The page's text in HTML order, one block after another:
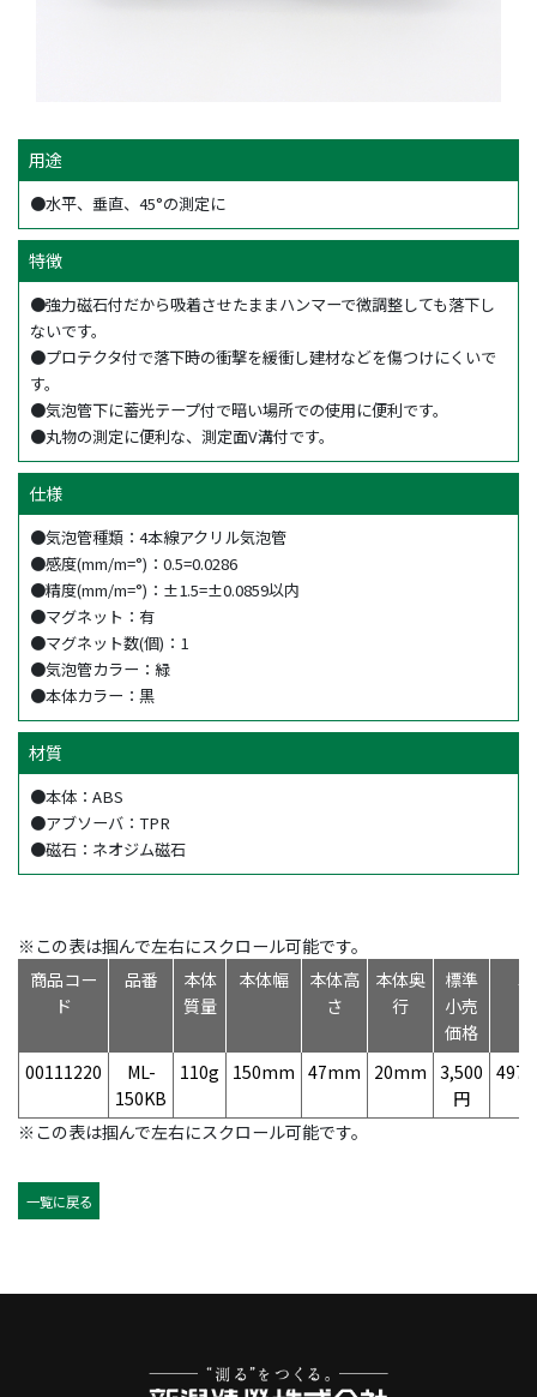
用途
●水平、垂直、45°の測定に
特徴
●強力磁石付だから吸着させたままハンマーで微調整しても落下し
ないです。
●プロテクタ付で落下時の衝撃を緩衝し建材などを傷つけにくいで
す。
●気泡管下に蓄光テープ付で暗い場所での使用に便利です。
●丸物の測定に便利な、測定面V溝付です。
仕様
●気泡管種類：4本線アクリル気泡管
●感度(mm/m=°)：0.5=0.0286
●精度(mm/m=°)：±1.5=±0.0859以内
●マグネット：有
●マグネット数(個)：1
●気泡管カラー：緑
●本体カラー：黒
材質
●本体：ABS
●アブソーバ：TPR
●磁石：ネオジム磁石
※この表は掴んで左右にスクロール可能です。
商品コー
ド
品番
本体
質量
本体幅
本体高
さ
本体奥
行
標準
小売
価格
00111220
ML-
150KB
110g 150mm 47mm 20mm 3,500
円
※この表は掴んで左右にスクロール可能です。
一覧に戻る